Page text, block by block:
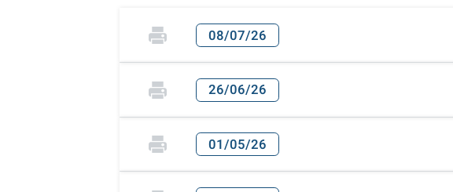
08/07/26
26/06/26
01/05/26